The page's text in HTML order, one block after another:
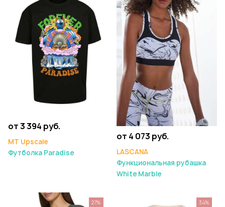
от 3 394 руб.
MT Upscale
Футболка Paradise
от 4 073 руб.
LASCANA
Функциональная рубашка
White Marble
27% 34%